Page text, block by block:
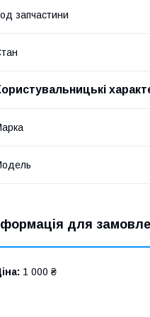
запчастини
для
1 000 ₴